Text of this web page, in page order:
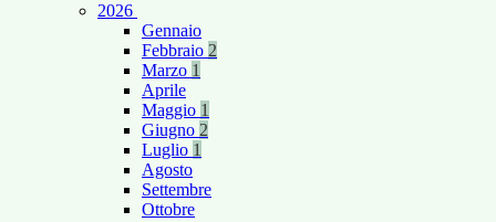
2026
Gennaio
Febbraio 2
Marzo 1
Aprile
Maggio 1
Giugno 2
Luglio 1
Agosto
Settembre
Ottobre